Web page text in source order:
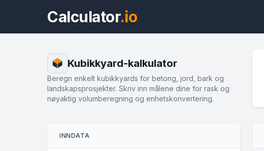
Calculator.io
Kubikkyard-kalkulator
Beregn enkelt kubikkyards for betong, jord, bark og
landskapsprosjekter. Skriv inn målene dine for rask og
nøyaktig volumberegning og enhetskonvertering.
INNDATA